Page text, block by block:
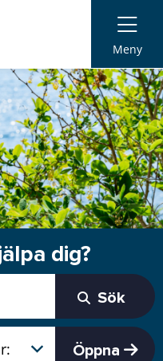
Meny
dig?
Sök
Öppna